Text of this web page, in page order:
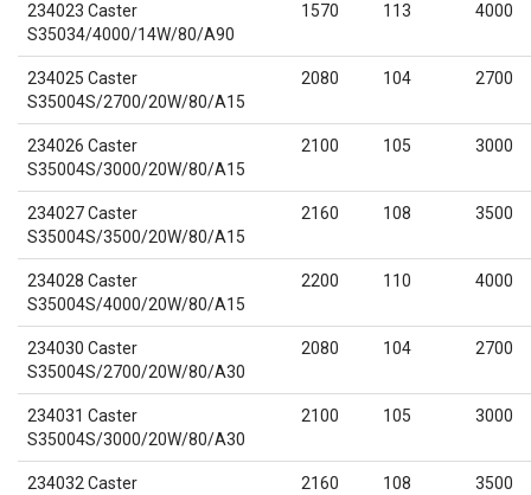
234023 Caster
S35034/4000/14W/80/A90
1570 113 4000
234025 Caster
S35004S/2700/20W/80/A15
2080 104 2700
234026 Caster
S35004S/3000/20W/80/A15
2100 105 3000
234027 Caster
S35004S/3500/20W/80/A15
2160 108 3500
234028 Caster
S35004S/4000/20W/80/A15
2200 110 4000
234030 Caster
S35004S/2700/20W/80/A30
2080 104 2700
234031 Caster
S35004S/3000/20W/80/A30
2100 105 3000
234032 Caster
2160 108 3500